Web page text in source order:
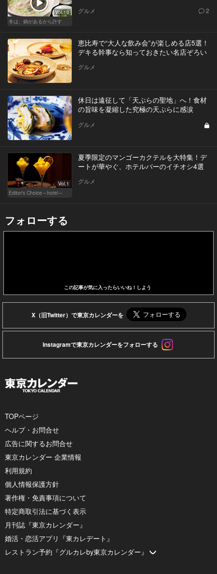
Vol.10
冬は、鍋があるから許す
グルメ 2
恵比寿で“大人な飲み会”が楽しめる店5選！
デキる幹事なら知っておきたい名店ぞろい
グルメ
休日は遠征して「天ぷらの聖地」へ！食材
の旨味を凝縮した究極の天ぷらに感涙
グルメ
Vol.1
Editor's Choice～hotel～
夏季限定のマンゴーカクテルを大特集！デ
ートが華やぐ、ホテルバーのイチオシ4選
グルメ
フォローする
この記事が気に入ったらいいね！しよう
X（旧Twitter）で東京カレンダーを
Instagramで東京カレンダーをフォローする
TOPページ
ヘルプ・お問合せ
広告に関するお問合せ
東京カレンダー 企業情報
利用規約
個人情報保護方針
著作権・免責事項について
特定商取引法に基づく表示
月刊誌『東京カレンダー』
婚活・恋活アプリ『東カレデート』
レストラン予約『グルカレby東京カレンダー』